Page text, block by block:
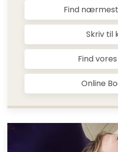
Find
Skriv til
Find
Online